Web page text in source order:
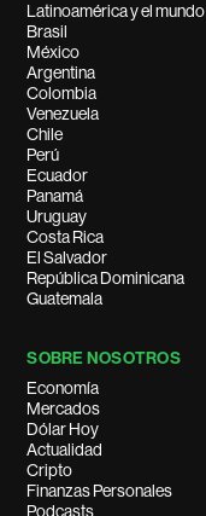
Latinoamérica y el mundo
Brasil
México
Argentina
Colombia
Venezuela
Chile
Perú
Ecuador
Panamá
Uruguay
Costa Rica
El Salvador
República Dominicana
Guatemala
SOBRE NOSOTROS
Economía
Mercados
Dólar Hoy
Actualidad
Cripto
Finanzas Personales
Podcasts